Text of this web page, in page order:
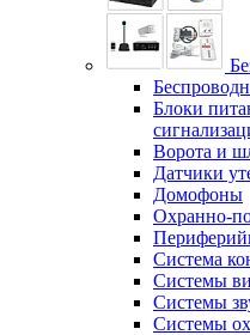
Блоки
Ворота и
Датчики
Домофоны
Охранно-
Система
Системы
Системы
Системы